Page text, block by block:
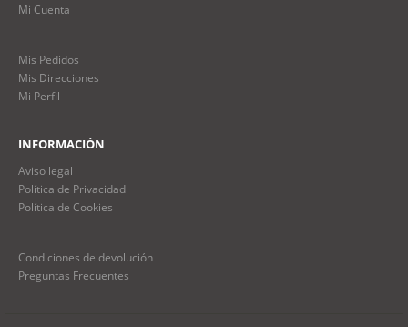
Mi Cuenta
Mis Pedidos
Mis Direcciones
Mi Perfil
INFORMACIÓN
Aviso legal
Política de Privacidad
Política de Cookies
Condiciones de devolución
Preguntas Frecuentes